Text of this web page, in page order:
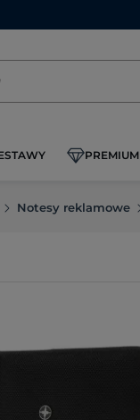
PREMIUM
Notesy reklamowe